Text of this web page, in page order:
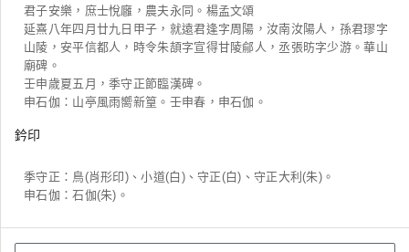
君子安樂，庶士悅廱，農夫永同。楊孟文頌
延熹八年四月廿九日甲子，就遠君逢字周陽，汝南汝陽人，孫君璆字
山陵，安平信都人，時令朱頡字宣得甘陵鄃人，丞張昉字少游。華山
廟碑。
壬申歲夏五月，季守正節臨漢碑。
申石伽：山亭風雨嚮新篁。壬申春，申石伽。
鈐印
季守正：鳥(肖形印)、小道(白)、守正(白)、守正大利(朱)。
申石伽：石伽(朱)。